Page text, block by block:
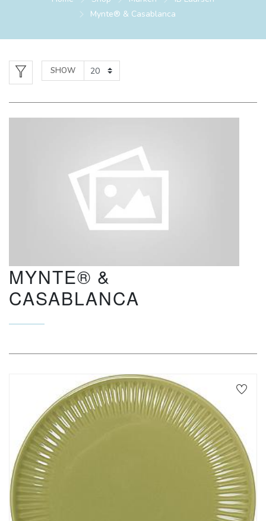
Mynte® & Casablanca
SHOW
MYNTE® &
CASABLANCA